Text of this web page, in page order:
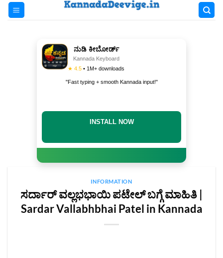
Skip
ನುಡಿ ಕೀಬೋರ್ಡ್
Kannada Keyboard
★ 4.5 • 1M+ downloads
"Fast typing + smooth Kannada input!"
INSTALL NOW
INFORMATION
ಸರ್ದಾರ್ ವಲ್ಲಭಭಾಯಿ ಪಟೇಲ್ ಬಗ್ಗೆ ಮಾಹಿತಿ |
Sardar Vallabhbhai Patel in Kannada